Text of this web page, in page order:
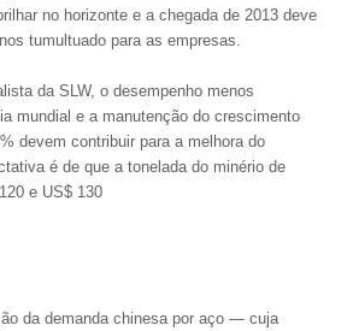
no horizonte e a chegada de 2013 deve
tumultuado para as empresas.
da SLW, o desempenho menos
mundial e a manutenção do crescimento
devem contribuir para a melhora do
é de que a tonelada do minério de
e US$ 130
da demanda chinesa por aço — cuja